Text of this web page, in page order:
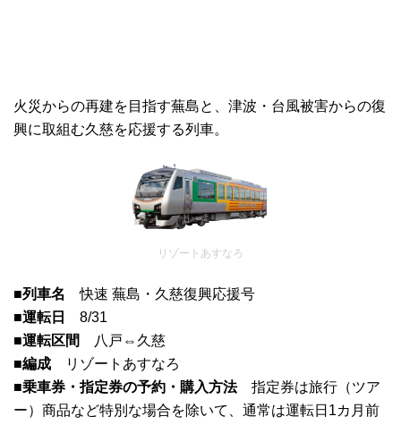
火災からの再建を目指す蕪島と、津波・台風被害からの復
興に取組む久慈を応援する列車。
リゾートあすなろ
■列車名
快速 蕪島・久慈復興応援号
■運転日
8/31
■運転区間
八戸⇔久慈
■編成 リゾートあすなろ
■乗車券・指定券の予約・購入方法指定券は旅行（ツア
ー）商品など特別な場合を除いて、通常は運転日1カ月前